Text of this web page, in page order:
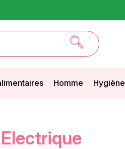
Homme Hygiène